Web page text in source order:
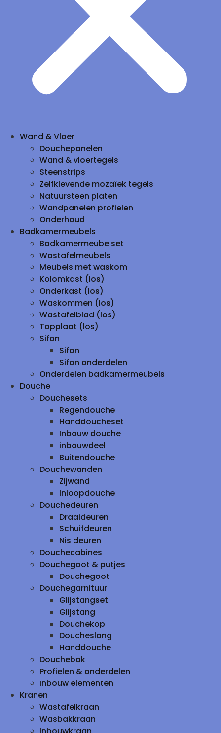
Wand & Vloer
Douchepanelen
Wand & vloertegels
Steenstrips
Zelfklevende mozaïek tegels
Natuursteen platen
Wandpanelen profielen
Onderhoud
Badkamermeubels
Badkamermeubelset
Wastafelmeubels
Meubels met waskom
Kolomkast (los)
Onderkast (los)
Waskommen (los)
Wastafelblad (los)
Topplaat (los)
Sifon
Sifon
Sifon onderdelen
Onderdelen badkamermeubels
Douche
Douchesets
Regendouche
Handdoucheset
Inbouw douche
inbouwdeel
Buitendouche
Douchewanden
Zijwand
Inloopdouche
Douchedeuren
Draaideuren
Schuifdeuren
Nis deuren
Douchecabines
Douchegoot & putjes
Douchegoot
Douchegarnituur
Glijstangset
Glijstang
Douchekop
Doucheslang
Handdouche
Douchebak
Profielen & onderdelen
Inbouw elementen
Kranen
Wastafelkraan
Wasbakkraan
Inbouwkraan